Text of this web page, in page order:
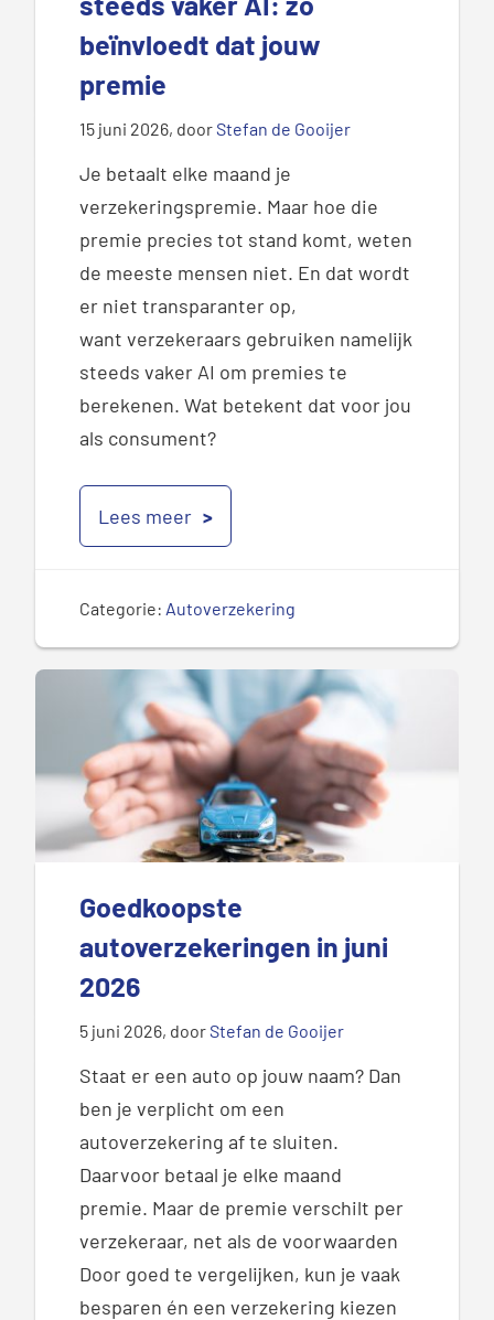
beïnvloedt dat jouw
premie
15 juni 2026, doorStefan de Gooijer
Je betaalt elke maand je
verzekeringspremie. Maar hoe die
premie precies tot stand komt, weten
de meeste mensen niet. En dat wordt
er niettransparanter op,
want verzekeraars gebruiken namelijk
steeds vaker AI om premies te
berekenen. Wat betekent dat voor jou
als consument?
Lees meer
Categorie: Autoverzekering
Goedkoopste
autoverzekeringen in juni
2026
5 juni 2026, doorStefan de Gooijer
Staat er een auto op jouw naam? Dan
ben je verplicht om een
autoverzekering af te sluiten.
Daarvoor betaal je elke maand
premie. Maar de premie verschilt per
verzekeraar, net als de voorwaarden
Door goed te vergelijken, kun je vaak
besparen én een verzekering kiezen